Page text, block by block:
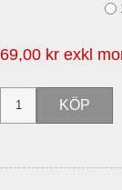
69,00 kr exkl